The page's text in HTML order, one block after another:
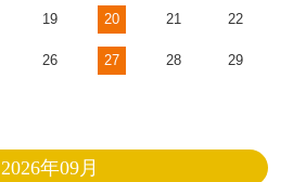
19 20 21 22
26 27 28 29
2026年09月